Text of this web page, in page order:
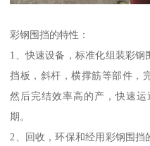
彩钢围挡的特性：
1、快速设备，标准化组装彩钢
挡板，斜杆，横撑筋等部件，
然后完结效率高的产，快速
期。
2、回收，环保和经用彩钢围